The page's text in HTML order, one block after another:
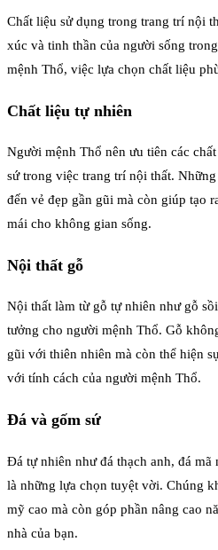
Chất liệu sử dụng trong trang trí nội
xúc và tinh thần của người sống
mệnh Thổ, việc lựa chọn chất liệu
Chất liệu tự nhiên
Người mệnh Thổ nên ưu tiên các
sứ trong việc trang trí nội thất.
đến vẻ đẹp gần gũi mà còn giúp tạo
mái cho không gian sống.
Nội thất gỗ
Nội thất làm từ gỗ tự nhiên như gỗ
tưởng cho người mệnh Thổ. Gỗ
gũi với thiên nhiên mà còn thể hiện
với tính cách của người mệnh Thổ.
Đá và gốm sứ
Đá tự nhiên như đá thạch anh, đá mã
là những lựa chọn tuyệt vời. Chúng
mỹ cao mà còn góp phần nâng cao
nhà của bạn.